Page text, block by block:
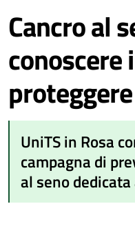
Cancro al
conoscere
UniTS in Rosa
campagna di
al seno